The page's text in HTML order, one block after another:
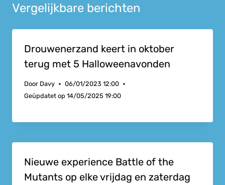
Vergelijkbare berichten
Drouwenerzand keert in oktober
terug met 5 Halloweenavonden
Door Davy
06/01/2023 12:00
Geüpdatet op 14/05/2025 19:00
Nieuwe experience Battle of the
Mutants op elke vrijdag en zaterdag